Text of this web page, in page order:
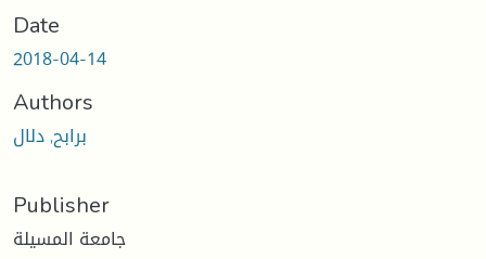
Date
2018-04-14
Authors
برابح, دلال
Publisher
جامعة المسيلة